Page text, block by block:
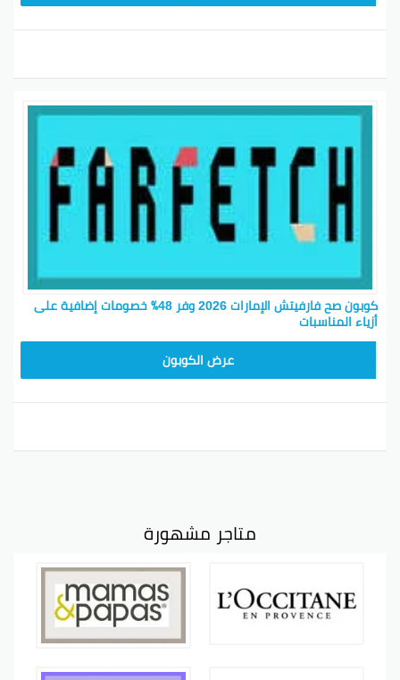
كوبون صح فارفيتش الإمارات 2026 وفر 48٪ خصومات إضافية على
أزياء المناسبات
عرض الكوبون
متاجر مشهورة